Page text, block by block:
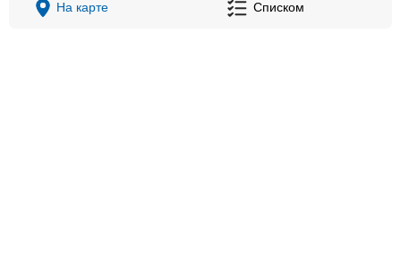
На карте Списком